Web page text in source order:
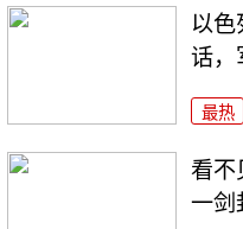
以色
话，
最热
看不
一剑